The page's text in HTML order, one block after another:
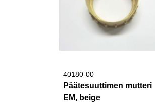
40180-00
Päätesuuttimen mutteri
EM, beige